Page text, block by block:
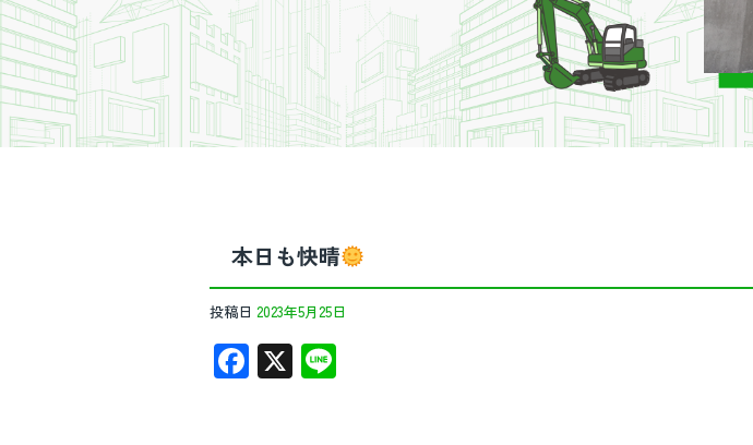
本日も快晴
投稿日 2023年5月25日
F
ac
X